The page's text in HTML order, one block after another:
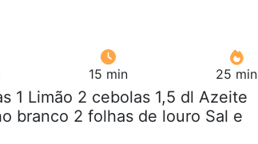
15 min 25 min
1 Limão 2 cebolas 1,5 dl Azeite
branco 2 folhas de louro Sal e